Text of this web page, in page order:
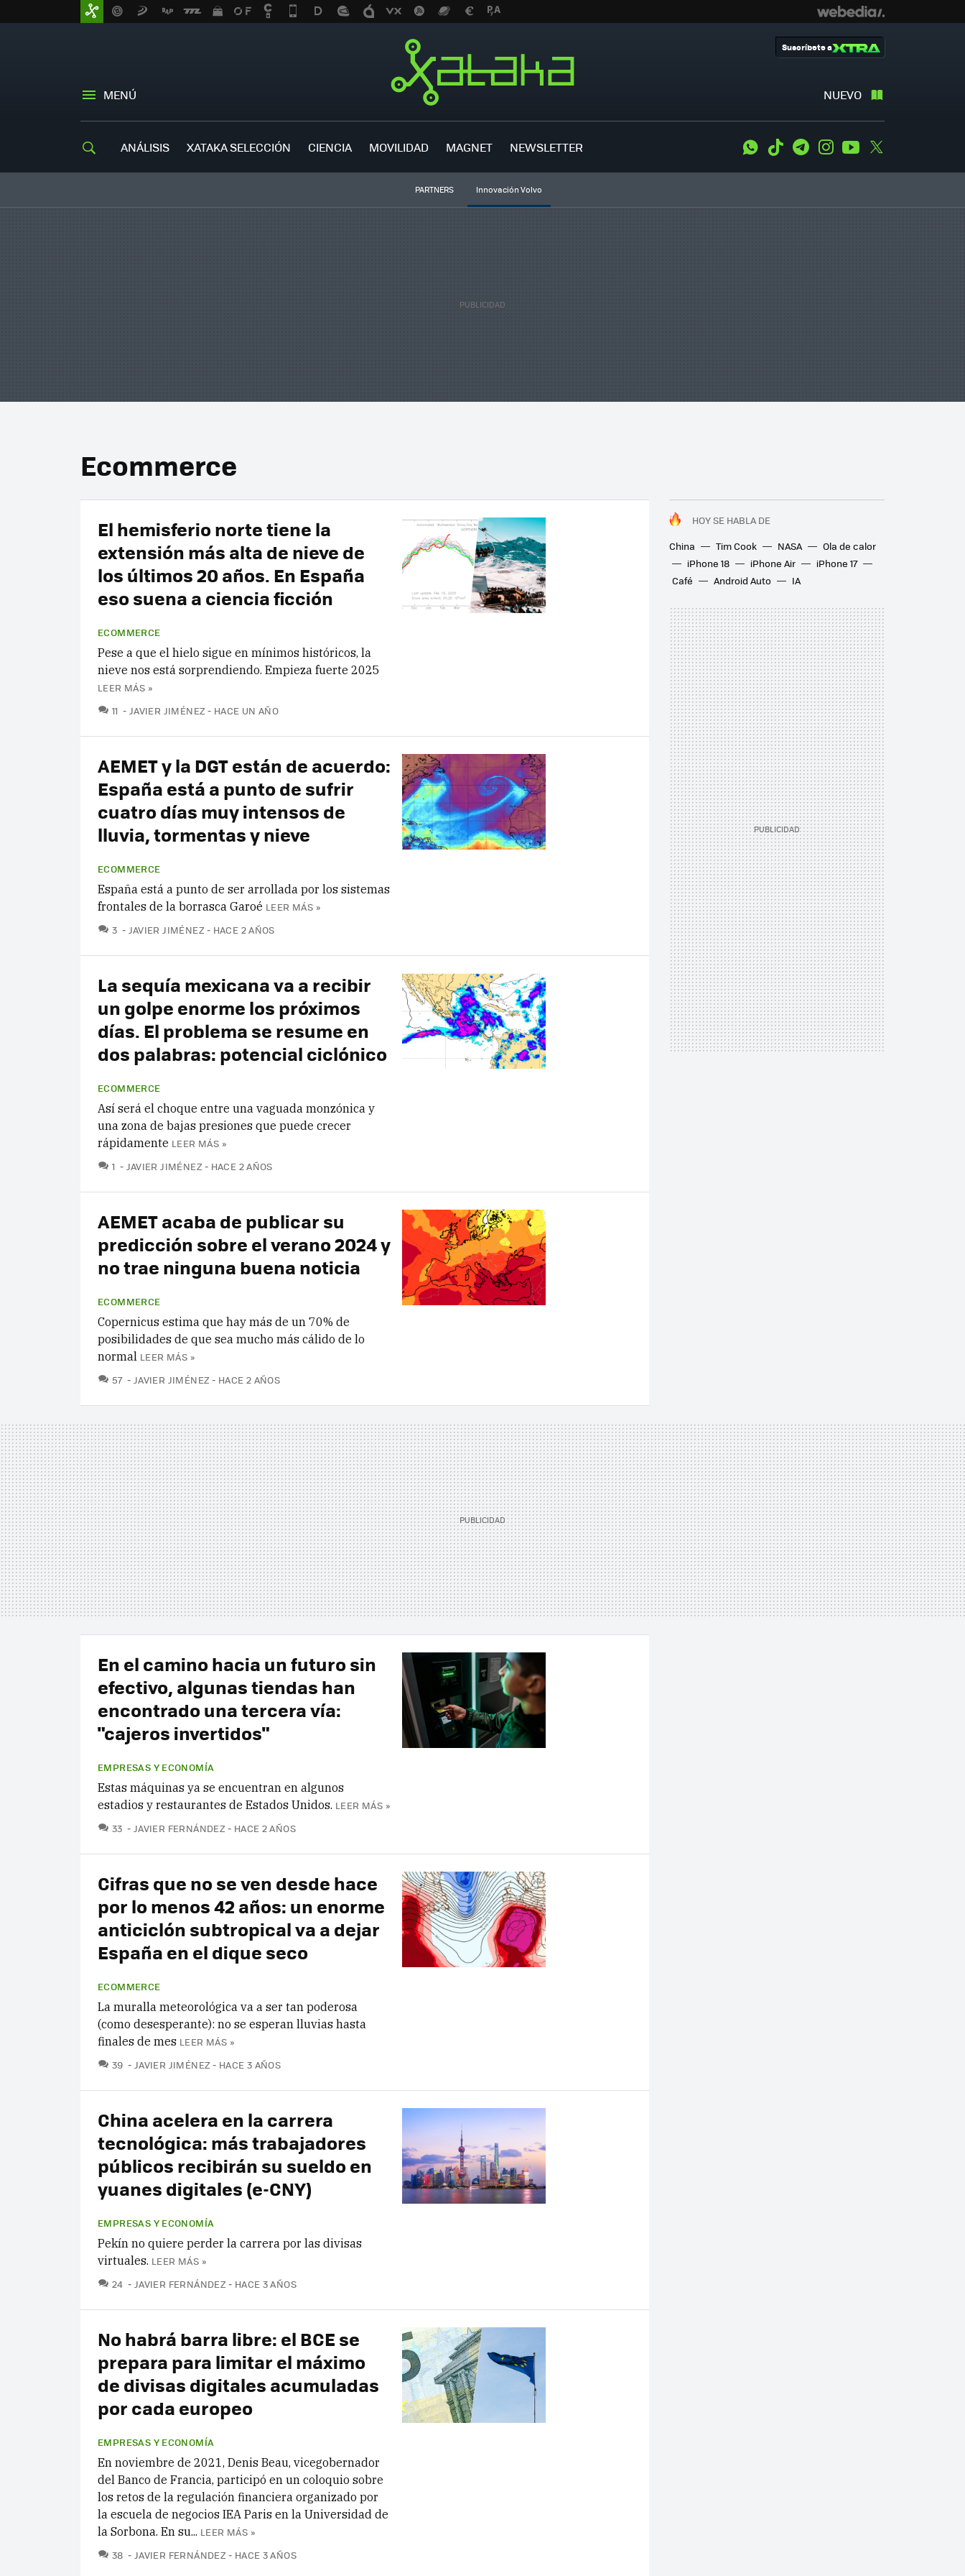
MENÚ NUEVO
Suscríbete a
ANÁLISIS XATAKA SELECCIÓN CIENCIA MOVILIDAD MAGNET NEWSLETTER WhatsApp
Tiktok TelegramInstagramYoutube
PARTNERS Innovación Volvo
Ecommerce
HOY SE HABLA DE
China
Tim Cook NASA
Ola de calor
iPhone 18
iPhone Air
iPhone 17
Café
Android Auto IA
El hemisferio norte tiene la
extensión más alta de nieve de
los últimos 20 años. En España
eso suena a ciencia ficción
ECOMMERCE
Pese a que el hielo sigue en mínimos históricos, la
nieve nos está sorprendiendo. Empieza fuerte 2025
LEER MÁS »
11 COMENTARIOS
JAVIER JIMÉNEZ HACE UN AÑO
AEMET y la DGT están de acuerdo:
España está a punto de sufrir
cuatro días muy intensos de
lluvia, tormentas y nieve
ECOMMERCE
España está a punto de ser arrollada por los sistemas
frontales de la borrasca Garoé LEER MÁS »
3 COMENTARIOS
JAVIER JIMÉNEZ HACE 2 AÑOS
La sequía mexicana va a recibir
un golpe enorme los próximos
días. El problema se resume en
dos palabras: potencial ciclónico
ECOMMERCE
Así será el choque entre una vaguada monzónica y
una zona de bajas presiones que puede crecer
rápidamente LEER MÁS »
1 COMENTARIOS
JAVIER JIMÉNEZ HACE 2 AÑOS
AEMET acaba de publicar su
predicción sobre el verano 2024 y
no trae ninguna buena noticia
ECOMMERCE
Copernicus estima que hay más de un 70% de
posibilidades de que sea mucho más cálido de lo
normal LEER MÁS »
57 COMENTARIOS
JAVIER JIMÉNEZ HACE 2 AÑOS
En el camino hacia un futuro sin
efectivo, algunas tiendas han
encontrado una tercera vía:
"cajeros invertidos"
EMPRESAS Y ECONOMÍA
Estas máquinas ya se encuentran en algunos
estadios y restaurantes de Estados Unidos. LEER MÁS »
33 COMENTARIOS
JAVIER FERNÁNDEZ HACE 2 AÑOS
Cifras que no se ven desde hace
por lo menos 42 años: un enorme
anticiclón subtropical va a dejar
España en el dique seco
ECOMMERCE
La muralla meteorológica va a ser tan poderosa
(como desesperante): no se esperan lluvias hasta
finales de mes LEER MÁS »
39 COMENTARIOS
JAVIER JIMÉNEZ HACE 3 AÑOS
China acelera en la carrera
tecnológica: más trabajadores
públicos recibirán su sueldo en
yuanes digitales (e-CNY)
EMPRESAS Y ECONOMÍA
Pekín no quiere perder la carrera por las divisas
virtuales. LEER MÁS »
24 COMENTARIOS
JAVIER FERNÁNDEZ HACE 3 AÑOS
No habrá barra libre: el BCE se
prepara para limitar el máximo
de divisas digitales acumuladas
por cada europeo
EMPRESAS Y ECONOMÍA
En noviembre de 2021, Denis Beau, vicegobernador
del Banco de Francia, participó en un coloquio sobre
los retos de la regulación financiera organizado por
la escuela de negocios IEA Paris en la Universidad de
la Sorbona. En su... LEER MÁS »
38 COMENTARIOS
JAVIER FERNÁNDEZ HACE 3 AÑOS